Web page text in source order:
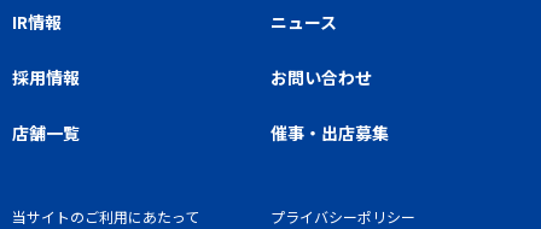
IR情報 ニュース
採用情報 お問い合わせ
店舗一覧 催事・出店募集
当サイトのご利用にあたって プライバシーポリシー